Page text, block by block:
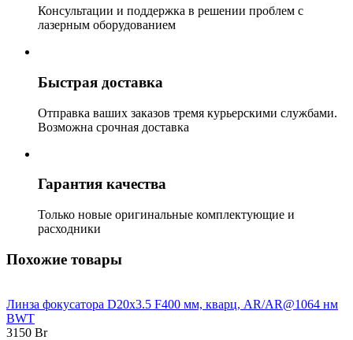
Консультации и поддержка в решении проблем с
лазерным оборудованием
Быстрая доставка
Отправка ваших заказов тремя курьерскими службами.
Возможна срочная доставка
Гарантия качества
Только новые оригинальные комплектующие и
расходники
Похожие товары
Линза фокусатора D20x3.5 F400 мм, кварц, AR/AR@1064 нм
BWT
3150 Br